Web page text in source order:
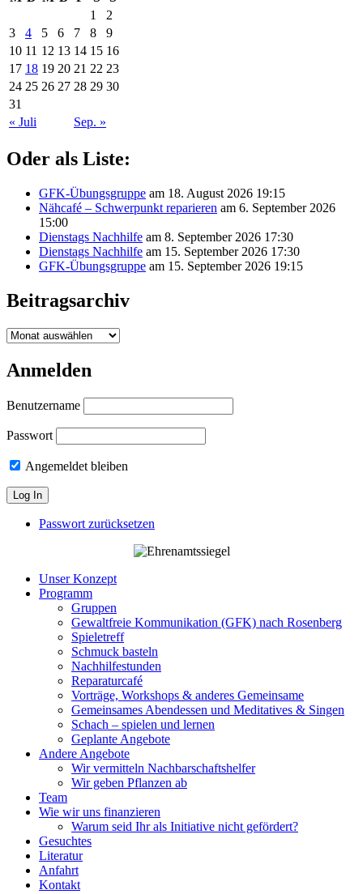
1
2
3
4 5 6 7 8
9
10 11 12 13 14 15 16
17 18 19 20 21 22 23
24 25 26 27 28 29 30
31
« Juli
Sep. »
Oder als Liste:
GFK-Übungsgruppe am 18. August 2026 19:15
Nähcafé – Schwerpunkt reparieren am 6. September 2026
15:00
Dienstags Nachhilfe am 8. September 2026 17:30
Dienstags Nachhilfe am 15. September 2026 17:30
GFK-Übungsgruppe am 15. September 2026 19:15
Beitragsarchiv
Beitragsarchiv
Anmelden
Benutzername
Passwort
Angemeldet bleiben
Passwort zurücksetzen
Unser Konzept
Programm
Gruppen
Gewaltfreie Kommunikation (GFK) nach Rosenberg
Spieletreff
Schmuck basteln
Nachhilfestunden
Reparaturcafé
Vorträge, Workshops & anderes Gemeinsame
Gemeinsames Abendessen und Meditatives & Singen
Schach – spielen und lernen
Geplante Angebote
Andere Angebote
Wir vermitteln Nachbarschaftshelfer
Wir geben Pflanzen ab
Team
Wie wir uns finanzieren
Warum seid Ihr als Initiative nicht gefördert?
Gesuchtes
Literatur
Anfahrt
Kontakt